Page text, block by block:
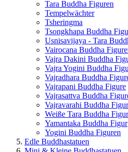
Tara Buddha Figuren
Tempelwächter
Tsheringma
Tsongkhapa Buddha
Usnisavijaya - Tara
Vairocana Buddha
Vajra Dakini Buddha
Vajra Yogini Buddha
Vajradhara Buddha
Vajrapani Buddha Figure
Vajrasattva Buddha
Vajravarahi Buddha Figur
Weiße Tara Buddha
Yamantaka Buddha Figur
Yogini Buddha Figuren
Edle Buddhastatuen